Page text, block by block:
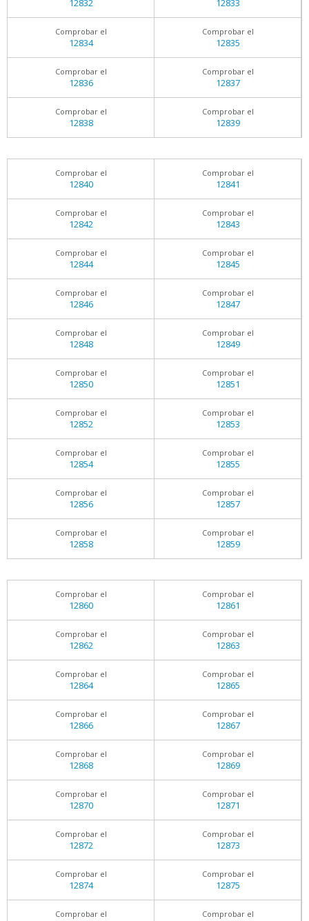
12832 12833
Comprobar el
12834
Comprobar el
12835
Comprobar el
12836
Comprobar el
12837
Comprobar el
12838
Comprobar el
12839
Comprobar el
12840
Comprobar el
12841
Comprobar el
12842
Comprobar el
12843
Comprobar el
12844
Comprobar el
12845
Comprobar el
12846
Comprobar el
12847
Comprobar el
12848
Comprobar el
12849
Comprobar el
12850
Comprobar el
12851
Comprobar el
12852
Comprobar el
12853
Comprobar el
12854
Comprobar el
12855
Comprobar el
12856
Comprobar el
12857
Comprobar el
12858
Comprobar el
12859
Comprobar el
12860
Comprobar el
12861
Comprobar el
12862
Comprobar el
12863
Comprobar el
12864
Comprobar el
12865
Comprobar el
12866
Comprobar el
12867
Comprobar el
12868
Comprobar el
12869
Comprobar el
12870
Comprobar el
12871
Comprobar el
12872
Comprobar el
12873
Comprobar el
12874
Comprobar el
12875
Comprobar el Comprobar el